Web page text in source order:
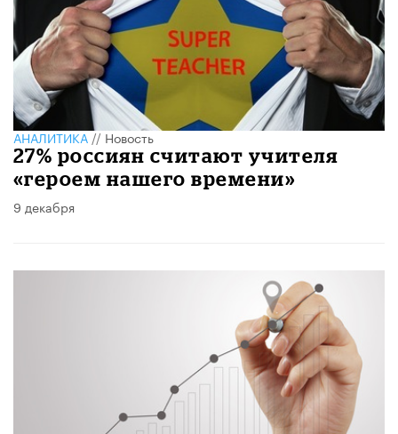
АНАЛИТИКА//Новость
27% россиян считают учителя
«героем нашего времени»
9 декабря